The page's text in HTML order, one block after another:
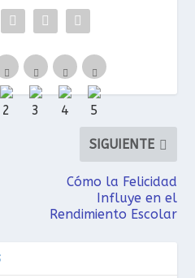
SIGUIENTE
Cómo la Felicidad
Influye en el
Rendimiento Escolar